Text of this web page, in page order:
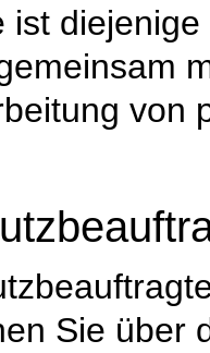
ist
von
Sie über